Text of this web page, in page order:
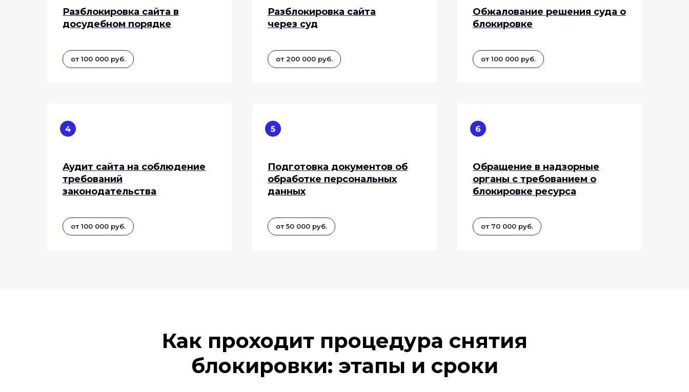
Разблокировка сайта в
досудебном порядке
от 100 000 руб.
Разблокировка сайта
через суд
от 200 000 руб.
Обжалование решения суда о
блокировке
от 100 000 руб.
Аудит сайта на соблюдение
требований
законодательства
от 100 000 руб.
Подготовка документов об
обработке персональных
данных
от 50 000 руб.
Обращение в надзорные
органы с требованием о
блокировке ресурса
от 70 000 руб.
Как проходит процедура снятия
блокировки: этапы и сроки